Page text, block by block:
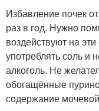
Избавление почек
раз в год. Нужно
воздействуют на
употреблять соль и
алкоголь. Не
обогащённые
содержание